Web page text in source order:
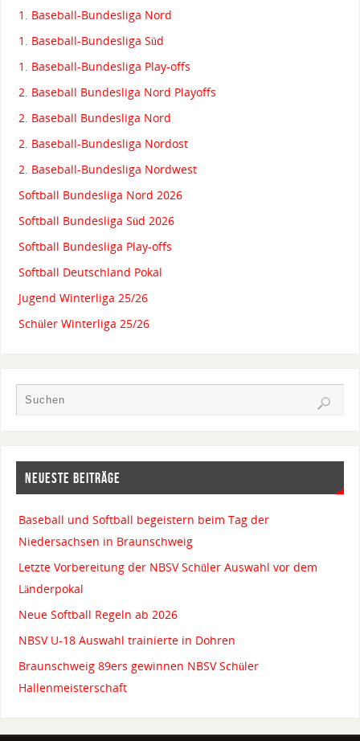
1. Baseball-Bundesliga Nord
1. Baseball-Bundesliga Süd
1. Baseball-Bundesliga Play-offs
2. Baseball Bundesliga Nord Playoffs
2. Baseball Bundesliga Nord
2. Baseball-Bundesliga Nordost
2. Baseball-Bundesliga Nordwest
Softball Bundesliga Nord 2026
Softball Bundesliga Süd 2026
Softball Bundesliga Play-offs
Softball Deutschland Pokal
Jugend Winterliga 25/26
Schüler Winterliga 25/26
NEUESTE BEITRÄGE
Baseball und Softball begeistern beim Tag der
Niedersachsen in Braunschweig
Letzte Vorbereitung der NBSV Schüler Auswahl vor dem
Länderpokal
Neue Softball Regeln ab 2026
NBSV U-18 Auswahl trainierte in Dohren
Braunschweig 89ers gewinnen NBSV Schüler
Hallenmeisterschaft